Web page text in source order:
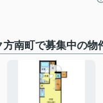
南町で募集中の物